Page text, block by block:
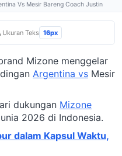
Vs Mesir Bareng Coach Justin
Ukuran Teks 16px
Mizone menggelar
Argentina vs Mesir
dukungan Mizone
2026 di Indonesia.
dalam Kapsul Waktu,